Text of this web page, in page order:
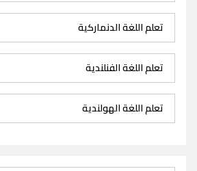
تعلم اللغة الدنماركية
تعلم اللغة الفنلندية
تعلم اللغة الهولندية